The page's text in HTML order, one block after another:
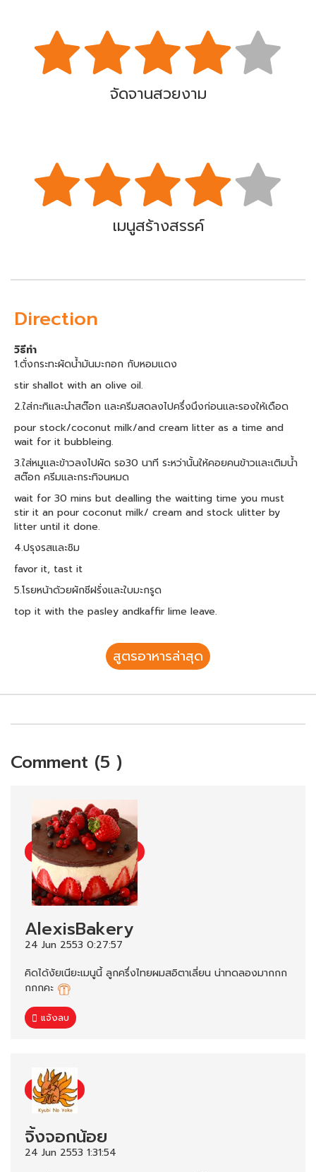
จัดจานสวยงาม
เมนูสร้างสรรค์
Direction
วิธีทำ
1.ตั่งกระทะผัดน้ำมันมะกอก กับหอมแดง
stir shallot with an olive oil.
2.ใส่กะทิและนำสต๊อก และครีมสดลงไปครึ่งนึงก่อนและรองให้เดือด
pour stock/coconut milk/and cream litter as a time and
wait for it bubbleing.
3.ใส่หมูและข้าวลงไปผัด รอ30 นาที ระหว่านั้นให้คอยคนข้าวและเติมน้ำ
สต๊อก ครีมและกระทิจนหมด
wait for 30 mins but dealling the waitting time you must
stir it an pour coconut milk/ cream and stock ulitter by
litter until it done.
4.ปรุงรสและชิม
favor it, tast it
5.โรยหน้าด้วยผักชีฝรั่งและใบมะกรูด
top it with the pasley andkaffir lime leave.
สูตรอาหารล่าสุด
Comment (5 )
AlexisBakery
24 Jun 2553 0:27:57
คิดได้งัยเนียะเมนูนี้ ลูกครึ่งไทยผมสอิตาเลี่ยน น่าทดลองมากกก
กกกคะ
แจ้งลบ
จิ้งจอกน้อย
24 Jun 2553 1:31:54